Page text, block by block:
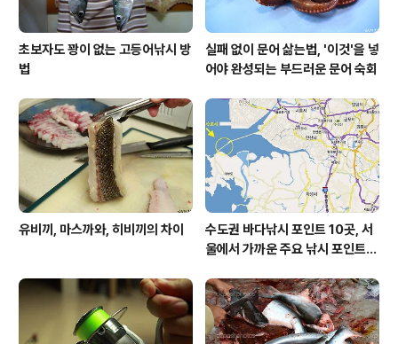
초보자도 꽝이 없는 고등어낚시 방
법
실패 없이 문어 삶는법, '이것'을 넣
어야 완성되는 부드러운 문어 숙회
유비끼, 마스까와, 히비끼의 차이
수도권 바다낚시 포인트 10곳, 서
울에서 가까운 주요 낚시 포인트